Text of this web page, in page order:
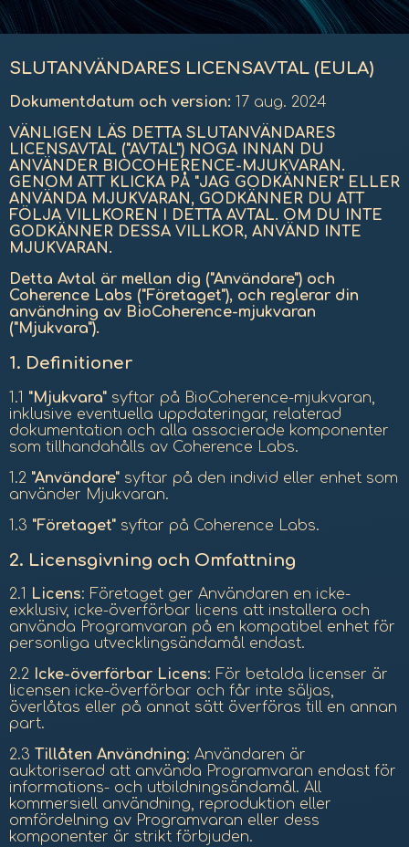
SLUTANVÄNDARES LICENSAVTAL (EULA)
Dokumentdatum och version: 17 aug. 2024
VÄNLIGEN LÄS DETTA SLUTANVÄNDARES
LICENSAVTAL ("AVTAL") NOGA INNAN DU
ANVÄNDER BIOCOHERENCE-MJUKVARAN.
GENOM ATT KLICKA PÅ "JAG GODKÄNNER" ELLER
ANVÄNDA MJUKVARAN, GODKÄNNER DU ATT
FÖLJA VILLKOREN I DETTA AVTAL. OM DU INTE
GODKÄNNER DESSA VILLKOR, ANVÄND INTE
MJUKVARAN.
Detta Avtal är mellan dig ("Användare") och
Coherence Labs ("Företaget"), och reglerar din
användning av BioCoherence-mjukvaran
("Mjukvara").
1. Definitioner
1.1 "Mjukvara"syftar på BioCoherence-mjukvaran,
inklusive eventuella uppdateringar, relaterad
dokumentation och alla associerade komponenter
som tillhandahålls av Coherence Labs.
1.2 "Användare"syftar på den individ eller enhet som
använder Mjukvaran.
1.3 "Företaget"syftar på Coherence Labs.
2. Licensgivning och Omfattning
2.1 Licens: Företaget ger Användaren en icke-
exklusiv, icke-överförbar licens att installera och
använda Programvaran på en kompatibel enhet för
personliga utvecklingsändamål endast.
2.2 Icke-överförbar Licens: För betalda licenser är
licensen icke-överförbar och får inte säljas,
överlåtas eller på annat sätt överföras till en annan
part.
2.3 Tillåten Användning: Användaren är
auktoriserad att använda Programvaran endast för
informations- och utbildningsändamål. All
kommersiell användning, reproduktion eller
omfördelning av Programvaran eller dess
komponenter är strikt förbjuden.